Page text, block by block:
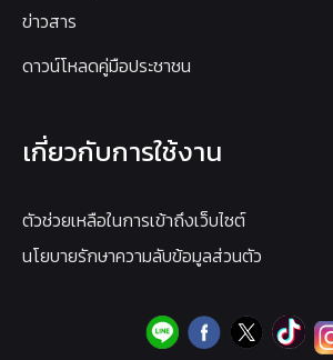
ข่าวสาร
ดาวน์โหลดคู่มือประชาชน
เกี่ยวกับการใช้งาน
ตัวช่วยเหลือในการเข้าถึงเว็บไซต์
นโยบายรักษาความลับข้อมูลส่วนตัว